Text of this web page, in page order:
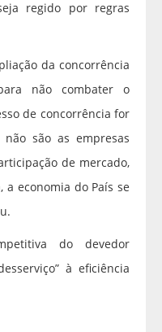
regido por regras
da concorrência
não combater o
de concorrência for
são as empresas
de mercado,
a economia do País se
do devedor
à eficiência